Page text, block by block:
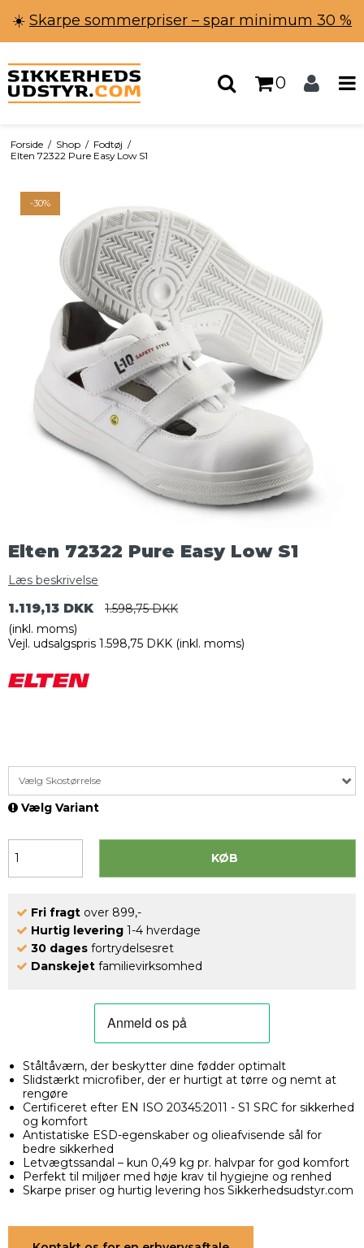
☀️ Skarpe sommerpriser – spar minimum 30 %
0
Forside / Shop / Fodtøj /
Elten 72322 Pure Easy Low S1
-30%
Elten 72322 Pure Easy Low S1
Læs beskrivelse
1.119,13 DKK
1.598,75 DKK
(inkl. moms)
Vejl. udsalgspris 1.598,75 DKK (inkl. moms)
Vælg Skostørrelse
Vælg Variant
KØB
Fri fragt over 899,-
Hurtig levering 1-4 hverdage
30 dages fortrydelsesret
Danskejet familievirksomhed
Ståltåværn, der beskytter dine fødder optimalt
Slidstærkt microfiber, der er hurtigt at tørre og nemt at
rengøre
Certificeret efter EN ISO 20345:2011 - S1 SRC for sikkerhed
og komfort
Antistatiske ESD-egenskaber og olieafvisende sål for
bedre sikkerhed
Letvægtssandal – kun 0,49 kg pr. halvpar for god komfort
Perfekt til miljøer med høje krav til hygiejne og renhed
Skarpe priser og hurtig levering hos Sikkerhedsudstyr.com